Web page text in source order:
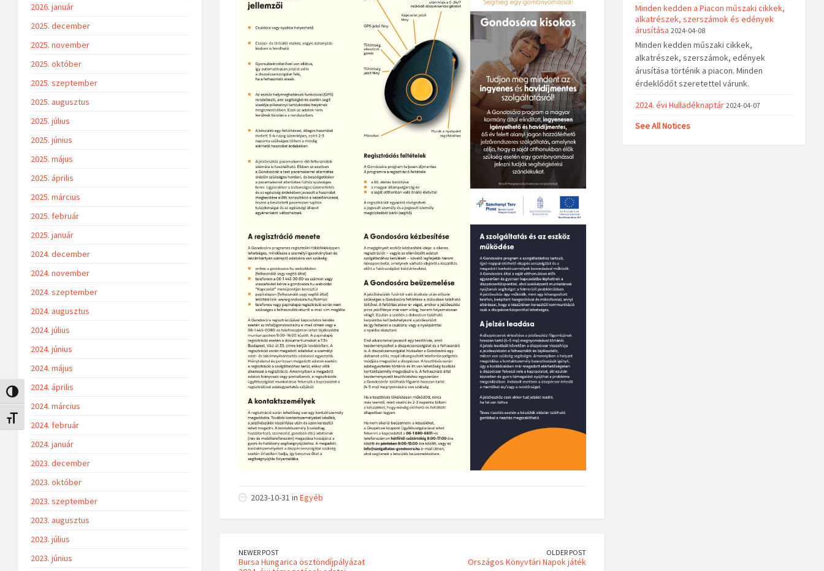
Nagy kontraszt váltása
Betűméret váltása
2023-10-31 in Egyéb
NEWER POST
Bursa Hungarica ösztöndíjpályázat
OLDER POST
Országos Könyvtári Napok játék
2026. január
2025. december
2025. november
2025. október
2025. szeptember
2025. augusztus
2025. július
2025. június
2025. május
2025. április
2025. március
2025. február
2025. január
2024. december
2024. november
2024. szeptember
2024. augusztus
2024. július
2024. június
2024. május
2024. április
2024. március
2024. február
2024. január
2023. december
2023. október
2023. szeptember
2023. augusztus
2023. július
2023. június
Minden kedden a Piacon műszaki cikkek,
alkatrészek, szerszámok és edények
árusítása 2024-04-08
Minden kedden műszaki cikkek,
alkatrészek, szerszámok, edények
árusítása történik a piacon. Minden
érdeklődőt szeretettel várunk.
2024. évi Hulladéknaptár 2024-04-07
See All Notices